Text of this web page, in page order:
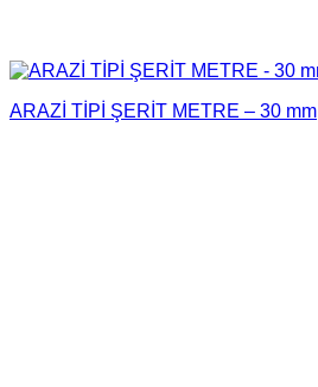
ARAZİ TİPİ ŞERİT METRE – 30 mm